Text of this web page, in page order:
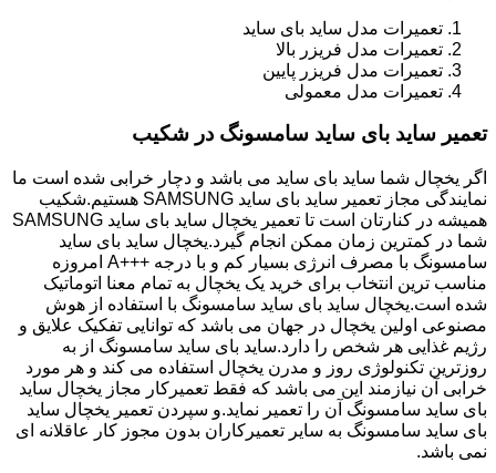
تعمیرات مدل ساید بای ساید
تعمیرات مدل فریزر بالا
تعمیرات مدل فریزر پایین
تعمیرات مدل معمولی
تعمیر ساید بای ساید سامسونگ در شکیب
اگر یخچال شما ساید بای ساید می باشد و دچار خرابی شده است ما
نمایندگی مجاز تعمیر ساید بای ساید SAMSUNG هستیم.شکیب
همیشه در کنارتان است تا تعمیر یخچال ساید بای ساید SAMSUNG
شما در کمترین زمان ممکن انجام گیرد.یخچال ساید بای ساید
سامسونگ با مصرف انرژی بسیار کم و با درجه +++A امروزه
مناسب ترین انتخاب برای خرید یک یخچال به تمام معنا اتوماتیک
شده است.یخچال ساید بای ساید سامسونگ با استفاده از هوش
مصنوعی اولین یخچال در جهان می باشد که توانایی تفکیک علایق و
رژیم غذایی هر شخص را دارد.ساید بای ساید سامسونگ از به
روزترین تکنولوژی روز و مدرن یخچال استفاده می کند و هر مورد
خرابی آن نیازمند این می باشد که فقط تعمیرکار مجاز یخچال ساید
بای ساید سامسونگ آن را تعمیر نماید.و سپردن تعمیر یخچال ساید
بای ساید سامسونگ به سایر تعمیرکاران بدون مجوز کار عاقلانه ای
نمی باشد.